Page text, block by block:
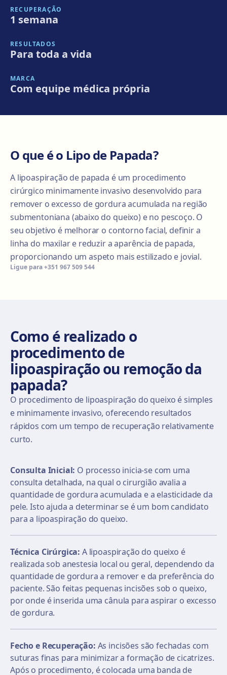
RECUPERAÇÃO
1 semana
RESULTADOS
Para toda a vida
MARCA
Com equipe médica própria
O que é o Lipo de Papada?
A lipoaspiração de papada é um procedimento
cirúrgico minimamente invasivo desenvolvido para
remover o excesso de gordura acumulada na região
submentoniana (abaixo do queixo) e no pescoço. O
seu objetivo é melhorar o contorno facial, definir a
linha do maxilar e reduzir a aparência de papada,
proporcionando um aspeto mais estilizado e jovial.
Ligue para+351 967 509 544
Como é realizado o
procedimento de
lipoaspiração ou remoção da
papada?
O procedimento de lipoaspiração do queixo é simples
e minimamente invasivo, oferecendo resultados
rápidos com um tempo de recuperação relativamente
curto.
Consulta Inicial: O processo inicia-se com uma
consulta detalhada, na qual o cirurgião avalia a
quantidade de gordura acumulada e a elasticidade da
pele. Isto ajuda a determinar se é um bom candidato
para a lipoaspiração do queixo.
Técnica Cirúrgica: A lipoaspiração do queixo é
realizada sob anestesia local ou geral, dependendo da
quantidade de gordura a remover e da preferência do
paciente. São feitas pequenas incisões sob o queixo,
por onde é inserida uma cânula para aspirar o excesso
de gordura.
Fecho e Recuperação: As incisões são fechadas com
suturas finas para minimizar a formação de cicatrizes.
Após o procedimento, é colocada uma banda de